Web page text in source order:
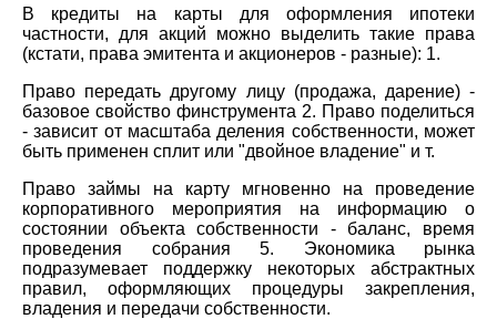
В кредиты на карты для оформления ипотеки
частности, для акций можно выделить такие права
(кстати, права эмитента и акционеров - разные): 1.
Право передать другому лицу (продажа, дарение) -
базовое свойство финструмента 2. Право поделиться
- зависит от масштаба деления собственности, может
быть применен сплит или "двойное владение" и т.
Право займы на карту мгновенно на проведение
корпоративного мероприятия на информацию о
состоянии объекта собственности - баланс, время
проведения собрания 5. Экономика рынка
подразумевает поддержку некоторых абстрактных
правил, оформляющих процедуры закрепления,
владения и передачи собственности.